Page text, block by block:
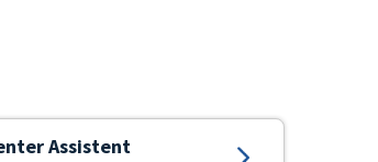
Assistent